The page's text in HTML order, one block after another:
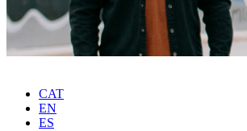
CAT
EN
ES